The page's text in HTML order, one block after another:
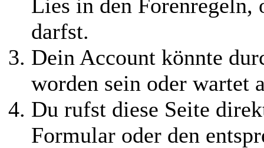
Lies in den Forenregeln,
darfst.
Dein Account könnte
worden sein oder wartet
Du rufst diese Seite
Formular oder den